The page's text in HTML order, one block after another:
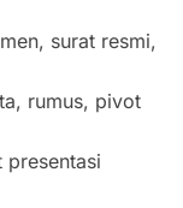
surat resmi,
rumus, pivot
presentasi